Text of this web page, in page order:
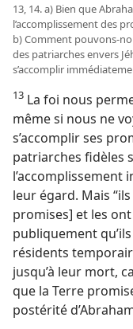
13, 14. a) Bien que
l’accomplissement des
b) Comment pouvons-​
des patriarches envers
s’accomplir
13 La foi nous
même si nous ne
s’accomplir ses
patriarches fidèles
l’accomplissement
leur égard. Mais
promises] et les
publiquement
résidents
jusqu’à leur mort,
que la Terre
postérité